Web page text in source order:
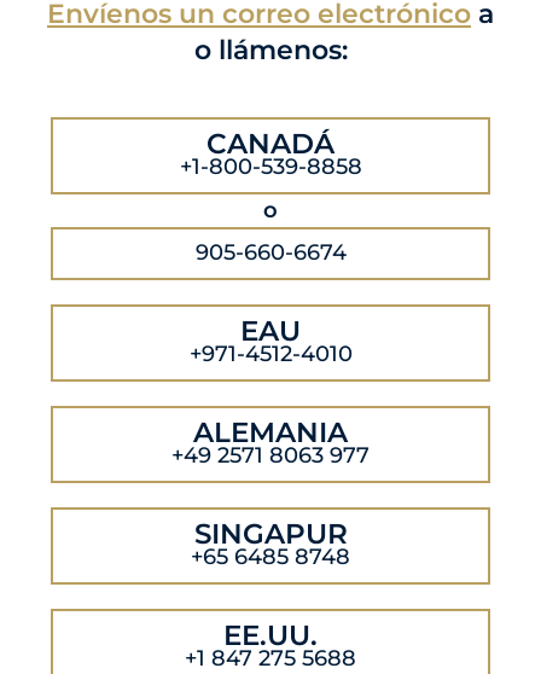
Envíenos un correo electrónico a
o llámenos:
CANADÁ
+1-800-539-8858
o
905-660-6674
EAU
+971-4512-4010
ALEMANIA
+49 2571 8063 977
SINGAPUR
+65 6485 8748
EE.UU.
+1 847 275 5688